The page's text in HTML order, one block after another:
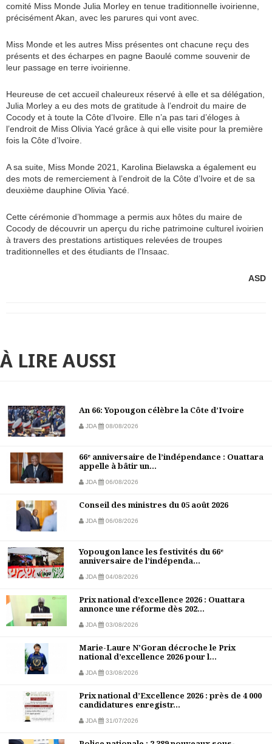
comité Miss Monde Julia Morley en tenue traditionnelle ivoirienne,
précisément Akan, avec les parures qui vont avec.
Miss Monde et les autres Miss présentes ont chacune reçu des
présents et des écharpes en pagne Baoulé comme souvenir de
leur passage en terre ivoirienne.
Heureuse de cet accueil chaleureux réservé à elle et sa délégation,
Julia Morley a eu des mots de gratitude à l’endroit du maire de
Cocody et à toute la Côte d’Ivoire. Elle n’a pas tari d’éloges à
l’endroit de Miss Olivia Yacé grâce à qui elle visite pour la première
fois la Côte d’Ivoire.
A sa suite, Miss Monde 2021, Karolina Bielawska a également eu
des mots de remerciement à l’endroit de la Côte d’Ivoire et de sa
deuxième dauphine Olivia Yacé.
Cette cérémonie d’hommage a permis aux hôtes du maire de
Cocody de découvrir un aperçu du riche patrimoine culturel ivoirien
à travers des prestations artistiques relevées de troupes
traditionnelles et des étudiants de l’Insaac.
ASD
À LIRE AUSSI
An 66: Yopougon célèbre la Côte d’Ivoire
JDA 08/08/2026
66ᵉ anniversaire de l’indépendance : Ouattara
appelle à bâtir un...
JDA 06/08/2026
Conseil des ministres du 05 août 2026
JDA 06/08/2026
Yopougon lance les festivités du 66ᵉ
anniversaire de l’indépenda...
JDA 04/08/2026
Prix national d’excellence 2026 : Ouattara
annonce une réforme dès 202...
JDA 03/08/2026
Marie-Laure N’Goran décroche le Prix
national d’excellence 2026 pour l...
JDA 03/08/2026
Prix national d’Excellence 2026 : près de 4 000
candidatures enregistr...
JDA 31/07/2026